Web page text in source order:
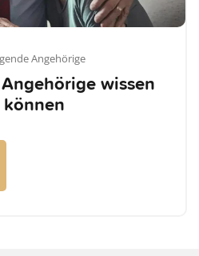
Angehörige
wissen